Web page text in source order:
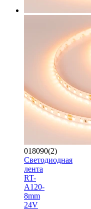
018090(2)
Светодиодная
лента
RT-
A120-
8mm
24V